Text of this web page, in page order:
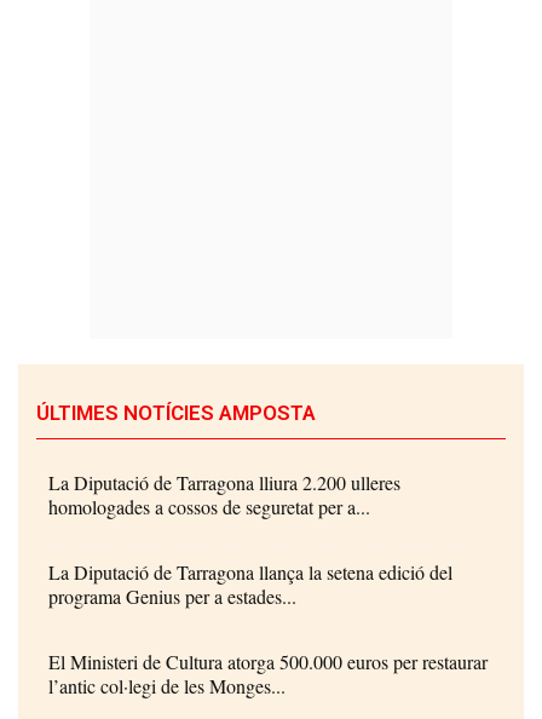
ÚLTIMES NOTÍCIES AMPOSTA
La Diputació de Tarragona lliura 2.200 ulleres
homologades a cossos de seguretat per a...
La Diputació de Tarragona llança la setena edició del
programa Genius per a estades...
El Ministeri de Cultura atorga 500.000 euros per restaurar
l’antic col·legi de les Monges...